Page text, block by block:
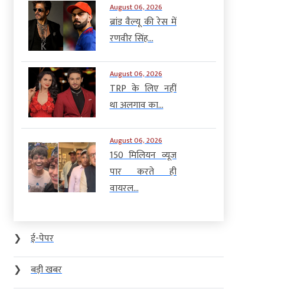
August 06, 2026
ब्रांड वैल्यू की रेस में
रणवीर सिंह...
August 06, 2026
TRP के लिए नहीं
था अलगाव का...
August 06, 2026
150 मिलियन व्यूज
पार करते ही
वायरल...
❯
ई-पेपर
❯
बड़ी खबर